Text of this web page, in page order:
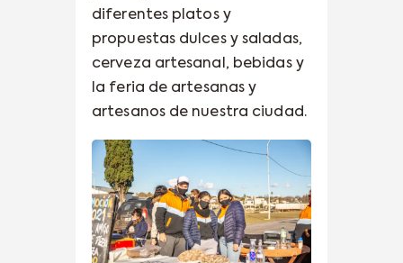
diferentes platos y
propuestas dulces y saladas,
cerveza artesanal, bebidas y
la feria de artesanas y
artesanos de nuestra ciudad.